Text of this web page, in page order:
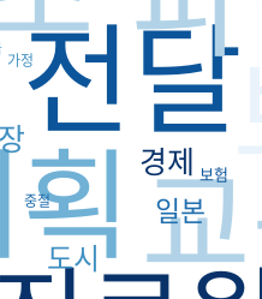
전달
경제
도시
일본
보험
가정
중절